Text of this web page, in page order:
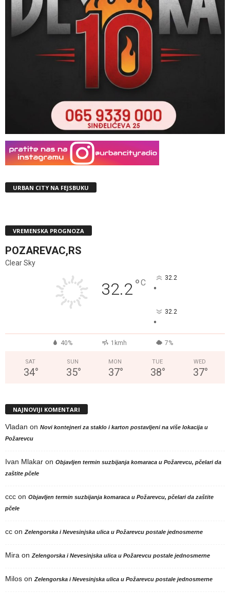
URBAN CITY NA FEJSBUKU
VREMENSKA PROGNOZA
POZAREVAC,RS
Clear Sky
32.2°C 32.2
°
32.2
°
40% 1kmh 7%
SAT
34°
SUN
35°
MON
37°
TUE
38°
WED
37°
NAJNOVIJI KOMENTARI
Vladan on Novi kontejneri za staklo i karton postavljeni na više lokacija u
Požarevcu
Ivan Mlakar on Objavljen termin suzbijanja komaraca u Požarevcu, pčelari da
zaštite pčele
ccc on Objavljen termin suzbijanja komaraca u Požarevcu, pčelari da zaštite
pčele
cc onZelengorska i Nevesinjska ulica u Požarevcu postale jednosmerne
Mira onZelengorska i Nevesinjska ulica u Požarevcu postale jednosmerne
Milos onZelengorska i Nevesinjska ulica u Požarevcu postale jednosmerne